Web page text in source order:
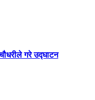
गरे उद्घाटन